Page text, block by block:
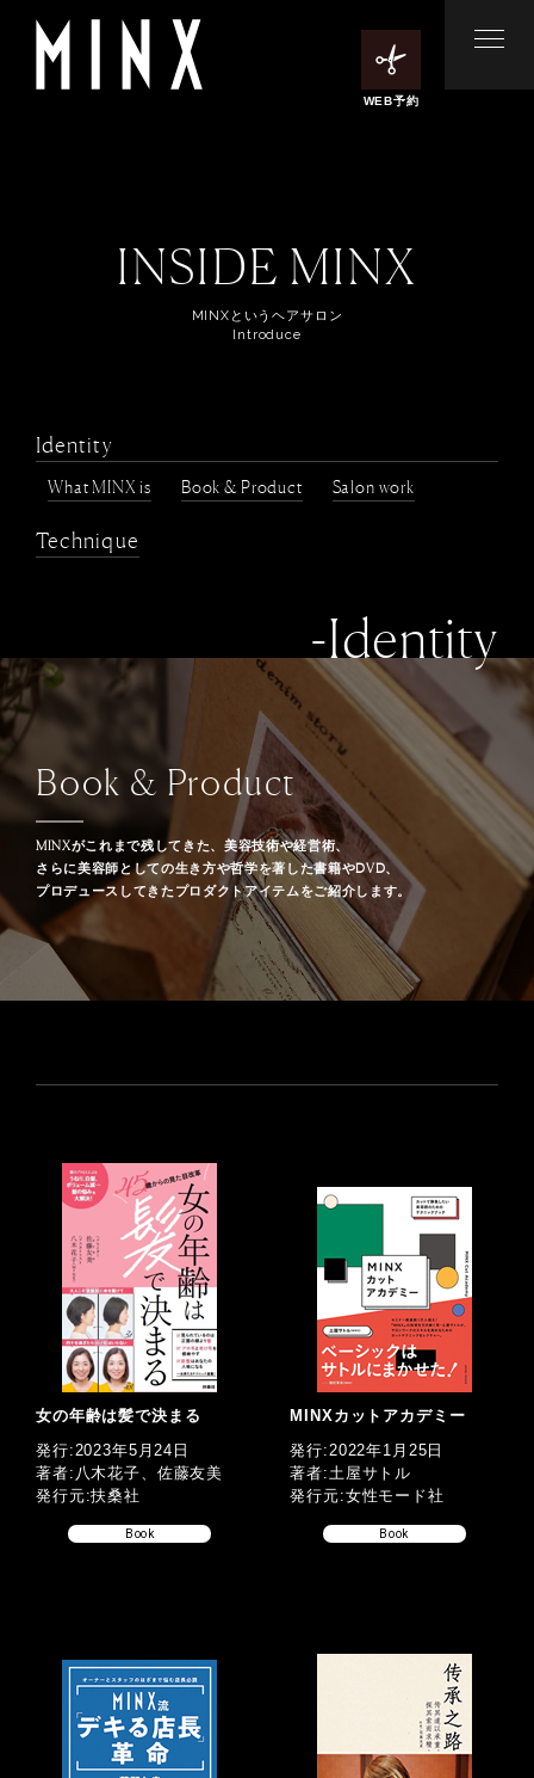
WEB予約
INSIDE MINX
MINXというヘアサロン
Introduce
Identity
What MINX is Book & Product Salon work
Technique
-Identity
Book & Product
MINXがこれまで残してきた、美容技術や経営術、
さらに美容師としての生き方や哲学を著した書籍やDVD、
プロデュースしてきたプロダクトアイテムをご紹介します。
女の年齢は髪で決まる
発行:2023年5月24日
著者:八木花子、佐藤友美
発行元:扶桑社
Book
MINXカットアカデミー
発行:2022年1月25日
著者:土屋サトル
発行元:女性モード社
Book